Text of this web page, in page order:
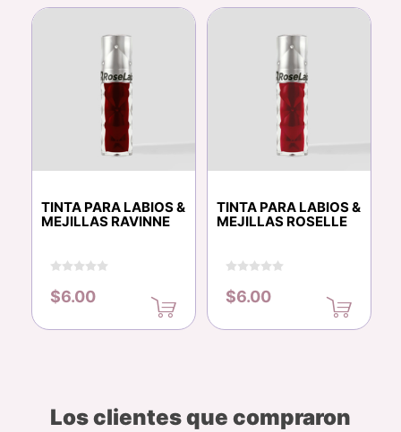
TINTA PARA LABIOS &
MEJILLAS RAVINNE
$6.00
TINTA PARA LABIOS &
MEJILLAS ROSELLE
$6.00
Los clientes que compraron